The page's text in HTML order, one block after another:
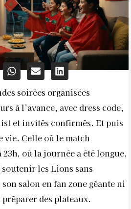
soirées organisées
à l’avance, avec dress code,
et invités confirmés. Et puis
vie. Celle où le match
23h, où la journée a été longue,
soutenir les Lions sans
salon en fan zone géante ni
des plateaux.